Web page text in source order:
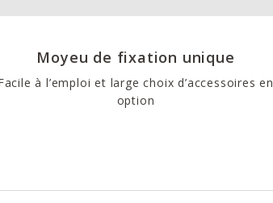
Moyeu de fixation unique
à l’emploi et large choix d’accessoires en
option